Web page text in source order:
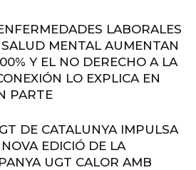
LABORALES
MENTAL AUMENTAN
Y EL NO DERECHO A LA
LO EXPLICA EN
PARTE
DE CATALUNYA IMPULSA
EDICIÓ DE LA
UGT CALOR AMB